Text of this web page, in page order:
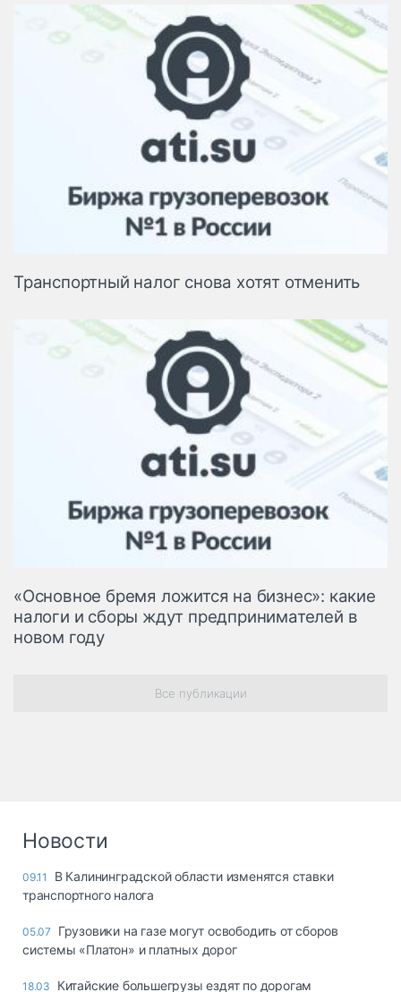
Транспортный налог снова хотят отменить
«Основное бремя ложится на бизнес»: какие
налоги и сборы ждут предпринимателей в
новом году
Все публикации
Новости
09.11
В Калининградской области изменятся ставки
транспортного налога
05.07
Грузовики на газе могут освободить от сборов
системы «Платон» и платных дорог
18.03 Китайские большегрузы ездят по дорогам